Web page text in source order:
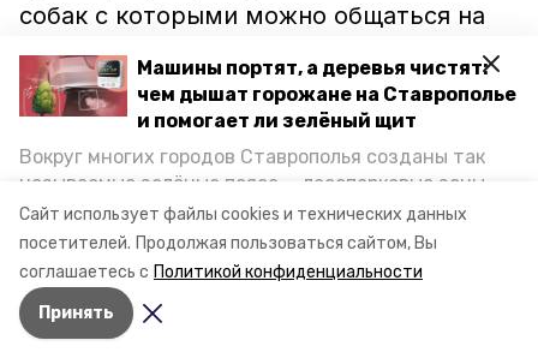
Сайт использует файлы cookies и технических данных
посетителей. Продолжая пользоваться сайтом, Вы
соглашаетесь с Политикой конфиденциальности
Принять
Машины портят, а деревья чистят:
чем дышат горожане на Ставрополье
и помогает ли зелёный щит
Вокруг многих городов Ставрополья созданы так
называемые зелёные пояса — лесопарковые зоны,
снижающие негативное воздействие выхлопных
газов на атмосферу. Справляются ли они с
постоянно растущим потоком автотранспорта и
каким воздухом дышат жители края, узнала
корреспондент «Победы26».
собак с которыми можно общаться на
протяжении всего мероприятия.
Ранее сообщалось, что в Ессентуках
«зелёная» комиссияобновитстарые
деревья.
Фото: essentuki_online26
Авторы: Ольга Дьякова